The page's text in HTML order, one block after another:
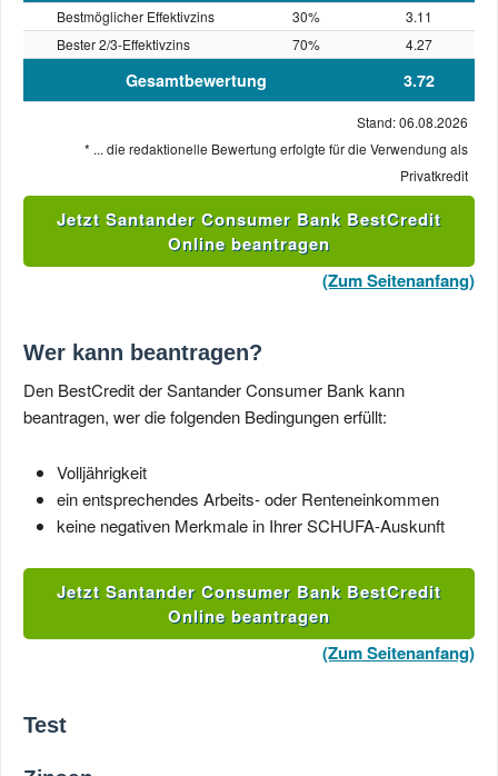
Bestmöglicher Effektivzins
30%
3.11
Bester 2/3-Effektivzins
70% 4.27
Gesamtbewertung 3.72
Stand: 06.08.2026
* ... die redaktionelle Bewertung erfolgte für die Verwendung als
Privatkredit
Jetzt Santander Consumer Bank BestCredit
Online beantragen
(Zum Seitenanfang)
Wer kann beantragen?
Den BestCredit der Santander Consumer Bank kann
beantragen, wer die folgenden Bedingungen erfüllt:
Volljährigkeit
ein entsprechendes Arbeits- oder Renteneinkommen
keine negativen Merkmale in Ihrer SCHUFA-Auskunft
Jetzt Santander Consumer Bank BestCredit
Online beantragen
(Zum Seitenanfang)
Test